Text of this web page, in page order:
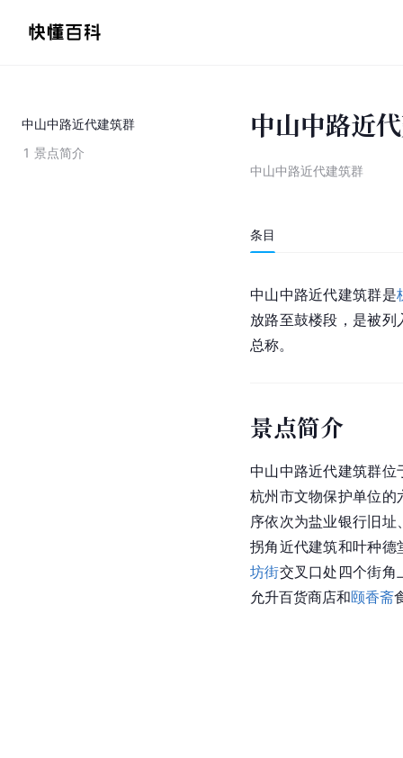
中山中路近代建筑群
1 景点简介
中山中路近
中山中路近代建筑群
条目
中山中路近代建筑群是
放路至鼓楼段，是被
总称。
景点简介
中山中路近代建筑群位
杭州市文物保护单位的
序依次为盐业银行旧
拐角近代建筑和叶种
坊街交叉口处四个街角
允升百货商店和颐香斋